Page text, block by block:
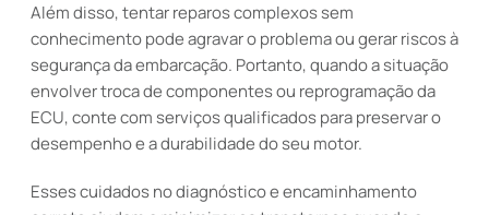
Além disso, tentar reparos complexos sem
conhecimento pode agravar o problema ou gerar riscos à
segurança da embarcação. Portanto, quando a situação
envolver troca de componentes ou reprogramação da
ECU, conte com serviços qualificados para preservar o
desempenho e a durabilidade do seu motor.
Esses cuidados no diagnóstico e encaminhamento